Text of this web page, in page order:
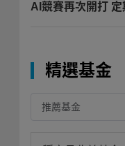
AI競賽再次開打
精選基金